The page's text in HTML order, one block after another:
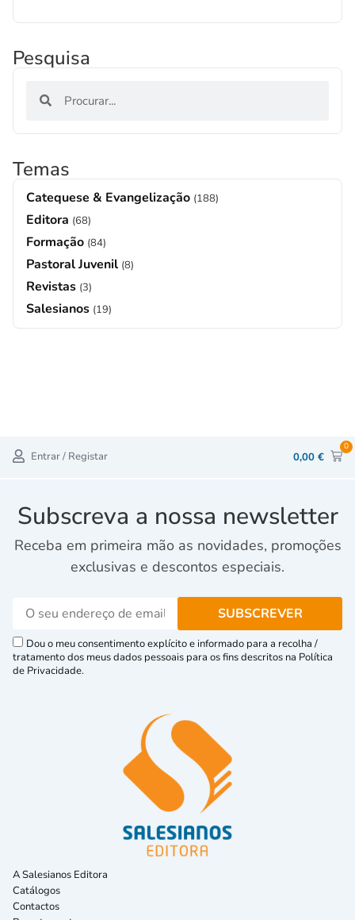
Pesquisa
Temas
Catequese & Evangelização (188)
Editora (68)
Formação (84)
Pastoral Juvenil (8)
Revistas (3)
Salesianos (19)
Entrar / Registar 0,00 €
0
Subscreva a nossa newsletter
Receba em primeira mão as novidades, promoções
exclusivas e descontos especiais.
Dou o meu consentimento explícito e informado para a recolha /
tratamento dos meus dados pessoais para os fins descritos na Política
de Privacidade.
A Salesianos Editora
Catálogos
Contactos